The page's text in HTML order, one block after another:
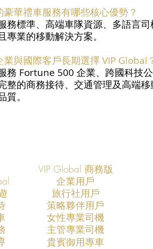
華禮車服務有哪些核心優勢？
務標準、高端車隊資源、多語言
專業的移動解決方案。
業與國際客戶長期選擇 VIP Global
務 Fortune 500 企業、跨國科技
整的商務接待、交通管理及高端
。
VIP Global 商務版
企業用戶
旅行社用戶
策略夥伴用戶
​女性專業司機
​主管專業司機
​貴賓御用專車